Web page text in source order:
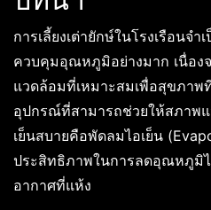
การเลี้ยงเต่ายักษ์ในโรงเรือนจ
ควบคุมอุณหภูมิอย่างมาก เนื่อง
แวดล้อมที่เหมาะสมเพื่อสุขภาพ
อุปกรณ์ที่สามารถช่วยให้สภาพแ
เย็นสบายคือพัดลมไอเย็น
ประสิทธิภาพในการลดอุณหภูมิ
อากาศที่แห้ง